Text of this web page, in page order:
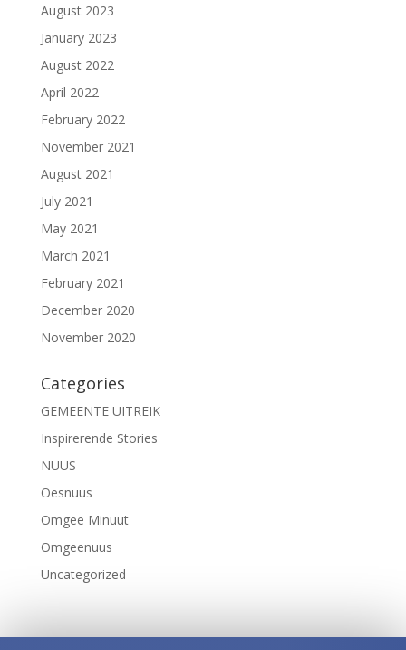
August 2023
January 2023
August 2022
April 2022
February 2022
November 2021
August 2021
July 2021
May 2021
March 2021
February 2021
December 2020
November 2020
Categories
GEMEENTE UITREIK
Inspirerende Stories
NUUS
Oesnuus
Omgee Minuut
Omgeenuus
Uncategorized